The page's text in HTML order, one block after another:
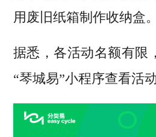
用废旧纸箱制作收纳盒。
据悉，各活动名额有限
“琴城易”小程序查看活